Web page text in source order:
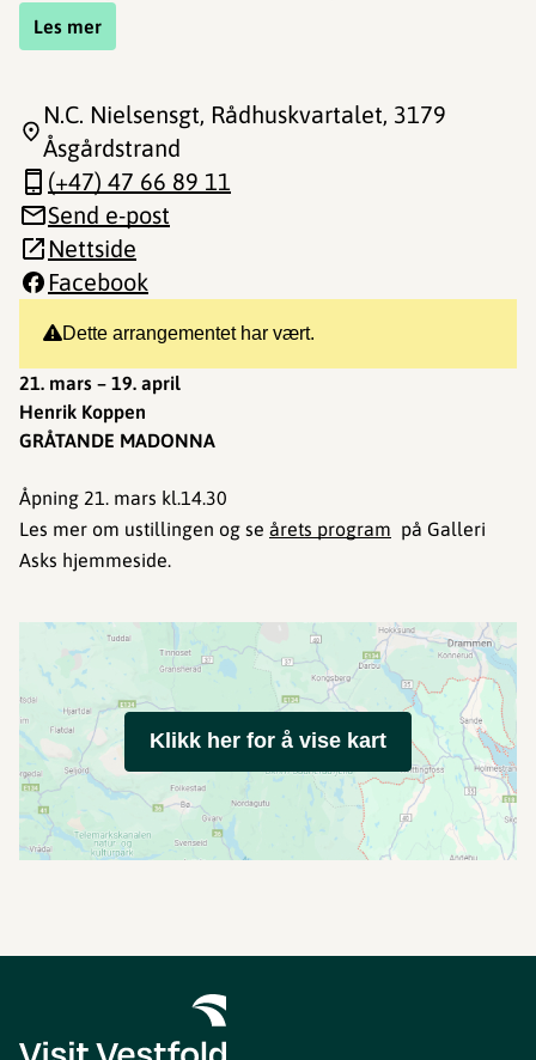
Les mer
Dette arrangementet har vært.
21. mars – 19. april
Henrik Koppen
GRÅTANDE MADONNA
Åpning 21. mars kl.14.30
Les mer om ustillingen og se årets program på Galleri
Asks hjemmeside.
N.C. Nielsensgt, Rådhuskvartalet, 3179
Åsgårdstrand
(+47) 47 66 89 11
Send e-post
Nettside
Facebook
Klikk her for å vise kart